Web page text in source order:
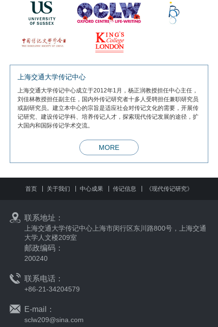
上海交通大学传记中心
上海交通大学传记中心成立于2012年1月，杨正润教授担任中心主任，
刘佳林教授担任副主任，国内外传记研究者十多人受聘担任兼职研究员
或副研究员。建立本中心的宗旨是适应社会对传记文化的需要，开展传
记研究、建设传记学科、培养传记人才，探索现代传记发展的途径，扩
大国内和国际传记学术交流。
MORE
首页 关于我们 中心成果 传记信息 《现代传记研究》
联系地址：
上海交通大学传记中心 上海市闵行区东川路800号，上海交通
大学人文楼209室
邮政编码：
200240
联系电话：
+86-21-34204579
E-mail：
sclw209@sina.com